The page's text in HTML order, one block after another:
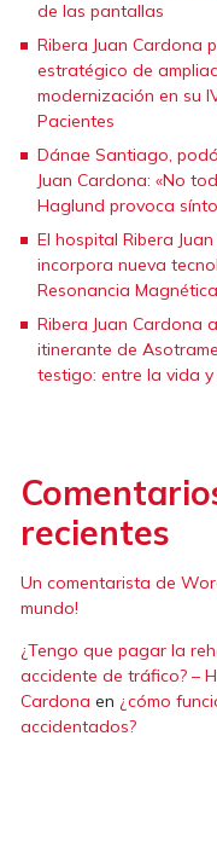
de las pantallas
Ribera Juan Cardona
estratégico de
modernización en su
Pacientes
Dánae Santiago,
Juan Cardona: «No
Haglund provoca
El hospital Ribera
incorpora nueva
Resonancia Magnética
Ribera Juan Cardona
itinerante de
testigo: entre la vida y
recientes
Un comentarista de
mundo!
¿Tengo que pagar la
accidente de tráfico? –
Cardona en ¿cómo
accidentados?